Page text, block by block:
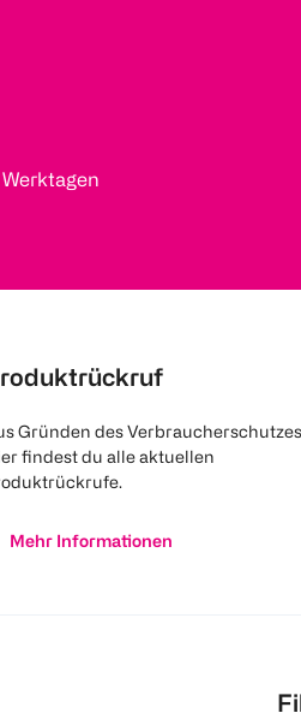
Gründen des
findest du alle aktuellen
Mehr Informationen